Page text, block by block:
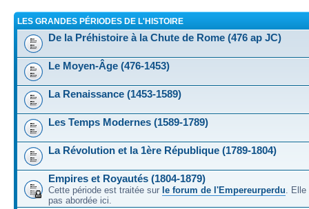
LES GRANDES PÉRIODES DE L'HISTOIRE
De la Préhistoire à la Chute de Rome (476 ap JC)
Le Moyen-Âge (476-1453)
La Renaissance (1453-1589)
Les Temps Modernes (1589-1789)
La Révolution et la 1ère République (1789-1804)
Empires et Royautés (1804-1879)
Cette période est traitée sur le forum de l'Empereurperdu. Elle
pas abordée ici.